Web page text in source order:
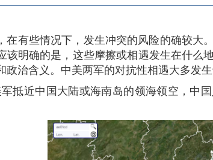
在有些情况下，发生冲突的风险的确较大
该明确的是，这些摩擦或相遇发生在什么
政治含义。中美两军的对抗性相遇大多发
军抵近中国大陆或海南岛的领海领空，中